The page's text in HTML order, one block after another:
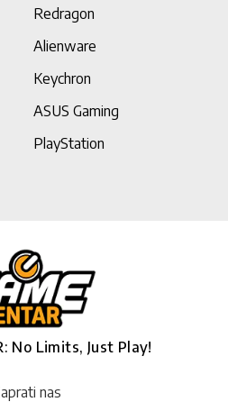
Redragon
Alienware
Keychron
ASUS Gaming
PlayStation
No Limits, Just Play!
nas